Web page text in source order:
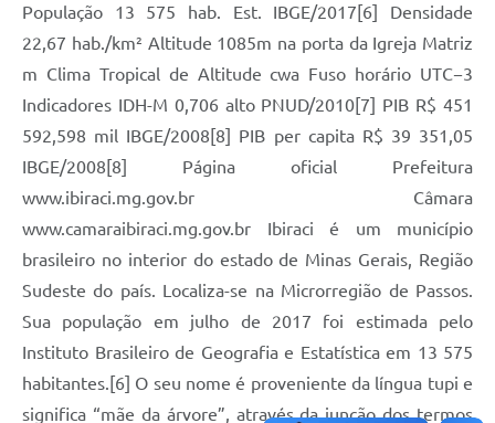
População 13 575 hab. Est. IBGE/2017[6] Densidade
22,67 hab./km² Altitude 1085m na porta da Igreja Matriz
m Clima Tropical de Altitude cwa Fuso horário UTC−3
Indicadores IDH-M 0,706 alto PNUD/2010[7] PIB R$ 451
592,598 mil IBGE/2008[8] PIB per capita R$ 39 351,05
IBGE/2008[8] Página oficial Prefeitura
www.ibiraci.mg.gov.br Câmara
www.camaraibiraci.mg.gov.br Ibiraci é um município
brasileiro no interior do estado de Minas Gerais, Região
Sudeste do país. Localiza-se na Microrregião de Passos.
Sua população em julho de 2017 foi estimada pelo
Instituto Brasileiro de Geografia e Estatística em 13 575
habitantes.[6] O seu nome é proveniente da língua tupi e
significa “mãe da árvore”, através da junção dos termos